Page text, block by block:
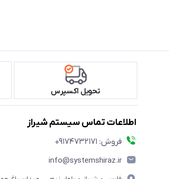
تحویل اکسپرس
اطلاعات تماس سیستم شیراز
فروش: 09174732171
info@systemshiraz.ir